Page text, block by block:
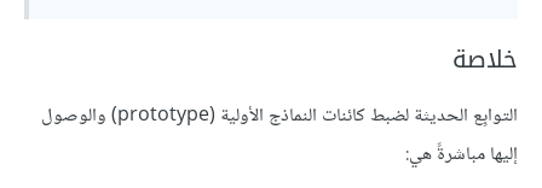
خلاصة
التوابِع الحديثة لضبط كائنات النماذج الأولية (prototype) والوصول
إليها مباشرةً هي: